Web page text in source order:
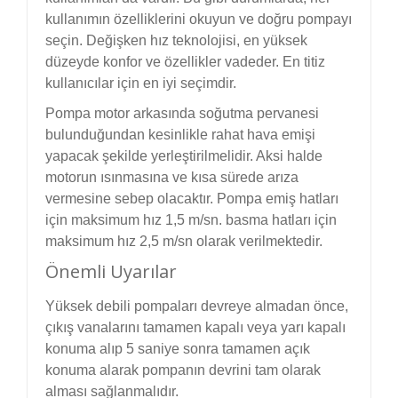
kullanımın özelliklerini okuyun ve doğru pompayı
seçin. Değişken hız teknolojisi, en yüksek
düzeyde konfor ve özellikler vadeder. En titiz
kullanıcılar için en iyi seçimdir.
Pompa motor arkasında soğutma pervanesi
bulunduğundan kesinlikle rahat hava emişi
yapacak şekilde yerleştirilmelidir. Aksi halde
motorun ısınmasına ve kısa sürede arıza
vermesine sebep olacaktır. Pompa emiş hatları
için maksimum hız 1,5 m/sn. basma hatları için
maksimum hız 2,5 m/sn olarak verilmektedir.
Önemli Uyarılar
Yüksek debili pompaları devreye almadan önce,
çıkış vanalarını tamamen kapalı veya yarı kapalı
konuma alıp 5 saniye sonra tamamen açık
konuma alarak pompanın devrini tam olarak
alması sağlanmalıdır.